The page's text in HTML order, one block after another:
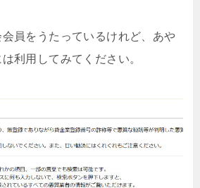
員をうたっているけれど、あや
利用してみてください。